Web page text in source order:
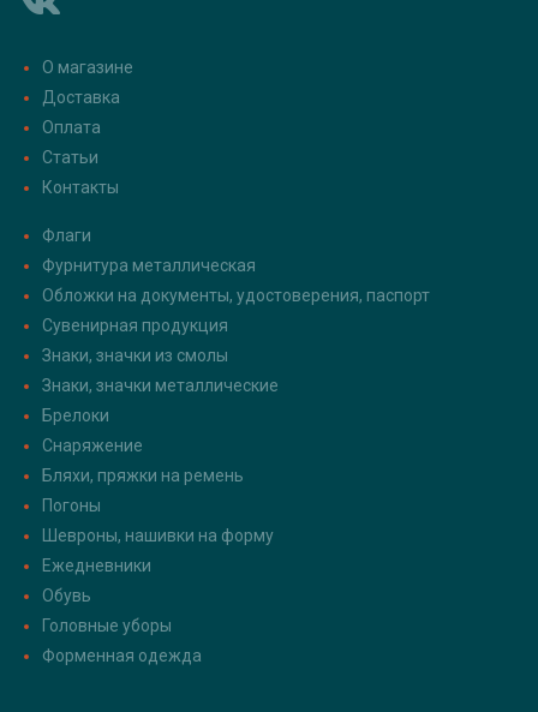
О магазине
Доставка
Оплата
Статьи
Контакты
Флаги
Фурнитура металлическая
Обложки на документы, удостоверения, паспорт
Сувенирная продукция
Знаки, значки из смолы
Знаки, значки металлические
Брелоки
Снаряжение
Бляхи, пряжки на ремень
Погоны
Шевроны, нашивки на форму
Ежедневники
Обувь
Головные уборы
Форменная одежда